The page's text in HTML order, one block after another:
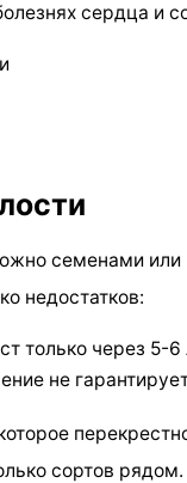
сердца и
семенами или
недостатков:
только через 5-6
не
сортов